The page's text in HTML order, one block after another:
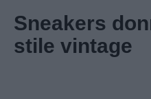
Sneakers
stile vintage